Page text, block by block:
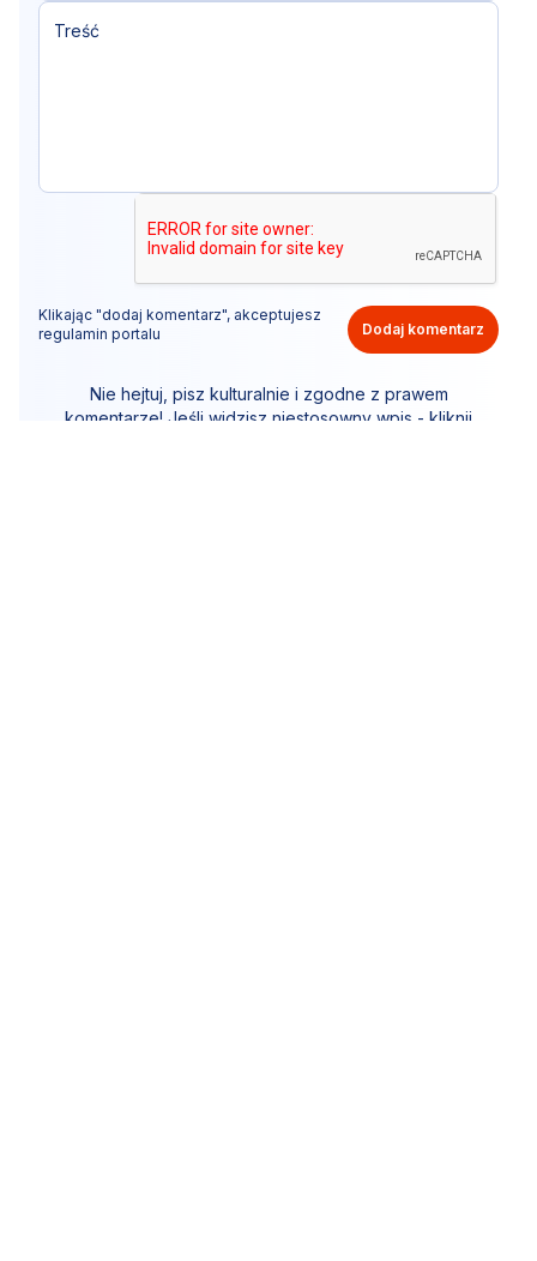
Klikając "dodaj komentarz", akceptujesz
regulamin portalu
Dodaj komentarz
Nie hejtuj, pisz kulturalnie i zgodne z prawem
komentarze! Jeśli widzisz niestosowny wpis - kliknij